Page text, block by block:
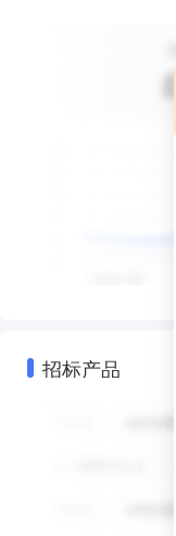
招标产品